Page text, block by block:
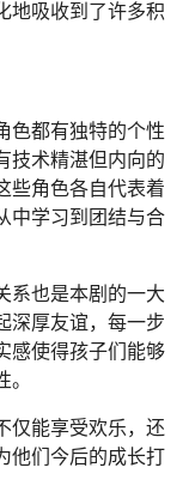
地吸收到了许多积
色都有独特的个性
技术精湛但内向的
些角色各自代表着
中学习到团结与合
系也是本剧的一大
深厚友谊，每一步
感使得孩子们能够
仅能享受欢乐，还
他们今后的成长打